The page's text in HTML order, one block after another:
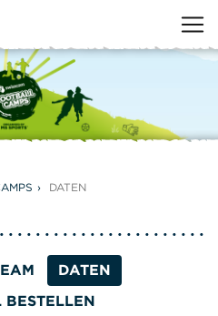
DATEN
DATEN
BESTELLEN